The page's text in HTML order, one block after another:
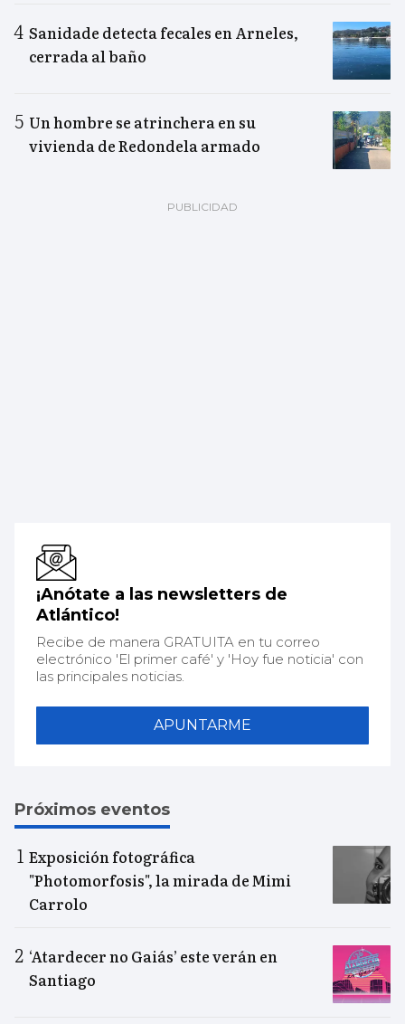
Sanidade detecta fecales en Arneles,
cerrada al baño
Un hombre se atrinchera en su
vivienda de Redondela armado
¡Anótate a las newsletters de
Atlántico!
Recibe de manera GRATUITA en tu correo
electrónico 'El primer café' y 'Hoy fue noticia' con
las principales noticias.
APUNTARME
Próximos eventos
Exposición fotográfica
"Photomorfosis", la mirada de Mimi
Carrolo
‘Atardecer no Gaiás’ este verán en
Santiago